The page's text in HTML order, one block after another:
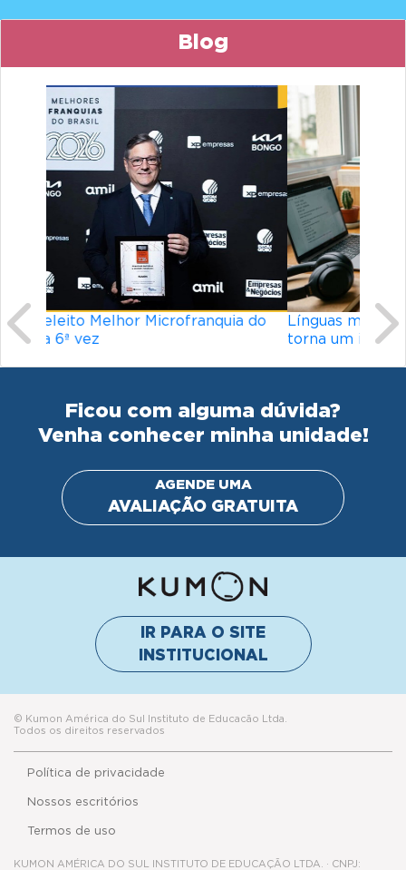
Blog
Línguas mais difíceis do mundo: o que
torna um idioma desafiador?
Ficou com alguma dúvida?
Venha conhecer minha unidade!
AGENDE UMA
AVALIAÇÃO GRATUITA
IR PARA O SITE
INSTITUCIONAL
© Kumon América do Sul Instituto de Educacão Ltda.
Todos os direitos reservados
Política de privacidade
Termos de uso
Nossos escritórios
KUMON AMÉRICA DO SUL INSTITUTO DE EDUCAÇÃO LTDA. · CNPJ: